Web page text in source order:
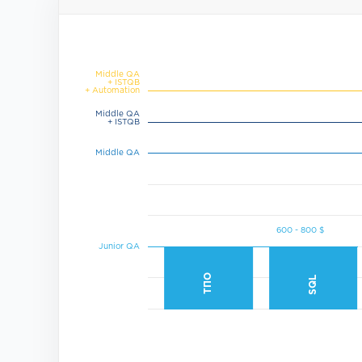
Middle QA
+ ISTQB
+ Automation
Middle QA
+ ISTQB
Middle QA
Junior QA
ТПО SQL